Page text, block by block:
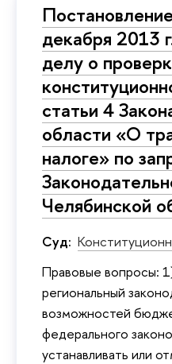
декабря
делу о
статьи 4
области «О
налоге» по
Челябинской
Суд:
Правовые вопросы:
региональный
возможностей
федерального
устанавливать или